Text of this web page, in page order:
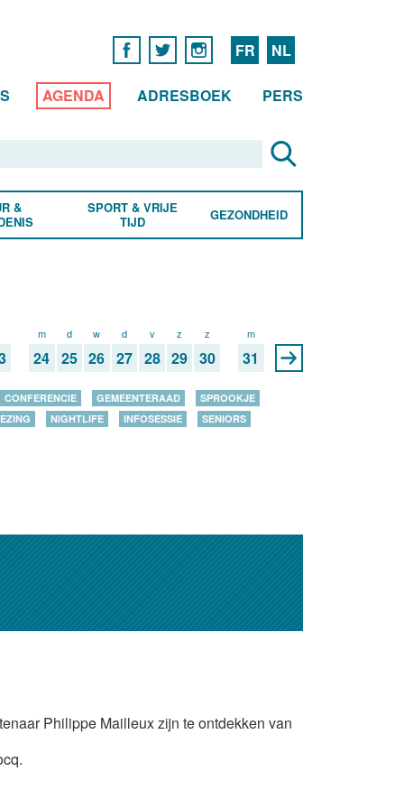
FR NL
AGENDA ADRESBOEK PERS
&
SPORT & VRIJE
TIJD
GEZONDHEID
m
24
d
25
w
26
d
27
v
28
z
29
z
30
m
31
CONFERENCIE GEMEENTERAAD
SPROOKJE
NIGHTLIFE INFOSESSIE SENIORS
Philippe Mailleux zijn te ontdekken van